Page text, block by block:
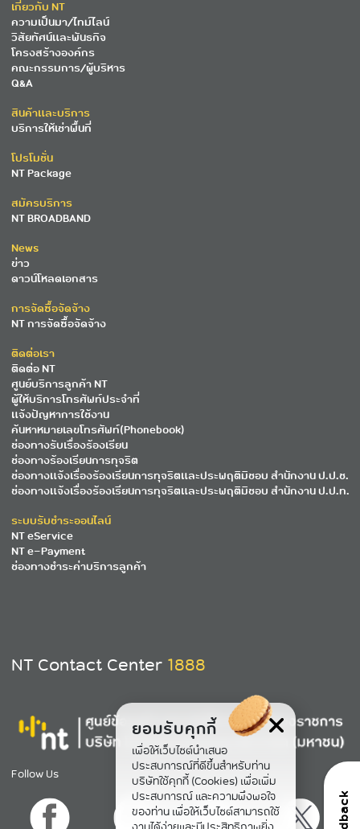
ยอมรับคุกกี้
เพื่อให้เว็บไซต์นำเสนอ
ประสบการณ์ที่ดีขึ้นสำหรับท่าน
บริษัทใช้คุกกี้ (Cookies) เพื่อเพิ่ม
ประสบการณ์ และความพึงพอใจ
ของท่าน เพื่อให้เว็บไซต์สามารถใช้
เกี่ยวกับ NT
ความเป็นมา/ไทม์ไลน์
วิสัยทัศน์และพันธกิจ
โครงสร้างองค์กร
คณะกรรมการ/ผู้บริหาร
Q&A
สินค้าและบริการ
บริการให้เช่าพื้นที่
โปรโมชั่น
NT Package
สมัครบริการ
NT BROADBAND
News
ข่าว
ดาวน์โหลดเอกสาร
การจัดซื้อจัดจ้าง
NT การจัดซื้อจัดจ้าง
ติดต่อเรา
ติดต่อ NT
ศูนย์บริการลูกค้า NT
ผู้ให้บริการโทรศัพท์ประจำที่
แจ้งปัญหาการใช้งาน
ค้นหาหมายเลขโทรศัพท์(Phonebook)
ช่องทางรับเรื่องร้องเรียน
ช่องทางร้องเรียนการทุจริต
ช่องทางแจ้งเรื่องร้องเรียนการทุจริตและประพฤติมิชอบ สำนักงาน ป.ป.ช.
ช่องทางแจ้งเรื่องร้องเรียนการทุจริตและประพฤติมิชอบ สำนักงาน ป.ป.ท.
ระบบรับชำระออนไลน์
NT eService
NT e-Payment
ช่องทางชำระค่าบริการลูกค้า
NT Contact Center 1888
Follow Us